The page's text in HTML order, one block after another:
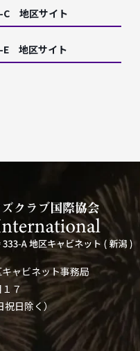
C 地区サイト
E 地区サイト
ャビネット事務局
７
祝日除く）